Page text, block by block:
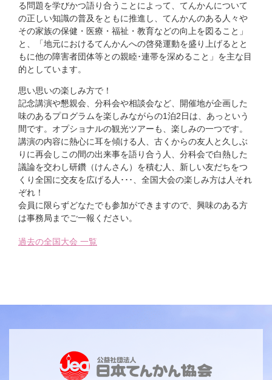
る問題を学びかつ語り合うことによって、てんかんについて
の正しい知識の普及をともに推進し、てんかんのある人々や
その家族の保健・医療・福祉・教育などの向上を図ること」
と、「地元におけるてんかんへの啓発運動を盛り上げるとと
もに他の障害者団体等との親睦･連帯を深めること」を主な目
的としています。
思い思いの楽しみ方で！
記念講演や懇親会、分科会や相談会など、開催地が企画した
味のあるプログラムを楽しみながらの1泊2日は、あっという
間です。オプショナルの観光ツアーも、楽しみの一つです。
講演の内容に熱心に耳を傾ける人、古くからの友人と久しぶ
りに再会しこの間の出来事を語り合う人、分科会で白熱した
議論を交わし研鑽（けんさん）を積む人、新しい友だちをつ
くり全国に交友を広げる人･･･、全国大会の楽しみ方は人それ
ぞれ！
会員に限らずどなたでも参加ができますので、興味のある方
は事務局までご一報ください。
過去の全国大会 一覧